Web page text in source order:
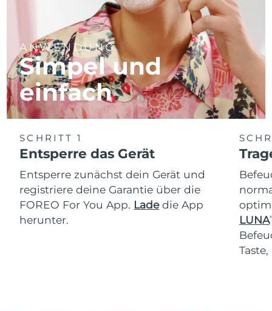
ANWENDUNG
Simpel und
einfach
SCHRITT 1
Entsperre das Gerät
Entsperre zunächst dein Gerät und
registriere deine Garantie über die
FOREO For You App. Ladedie App
herunter.
LUNA